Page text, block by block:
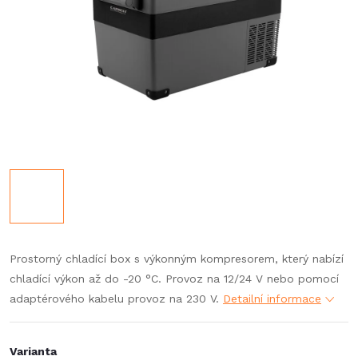
Prostorný chladící box s výkonným kompresorem, který nabízí
chladící výkon až do -20 °C. Provoz na 12/24 V nebo pomocí
adaptérového kabelu provoz na 230 V. Detailní informace
Varianta